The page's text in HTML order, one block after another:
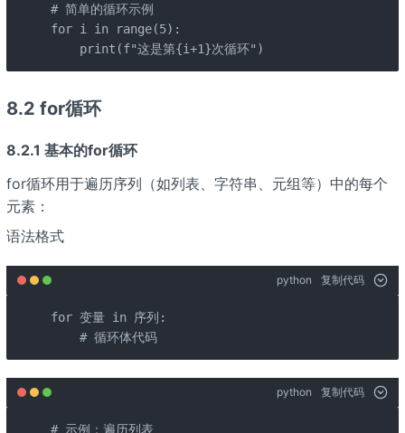
# 简单的循环示例
for i in range(5):
    print(f"这是第{i+1}次循环")
8.2 for循环
8.2.1 基本的for循环
for循环用于遍历序列（如列表、字符串、元组等）中的每个
元素：
语法格式
python 复制代码
for 变量 in 序列:
    # 循环体代码
python 复制代码
# 示例：遍历列表